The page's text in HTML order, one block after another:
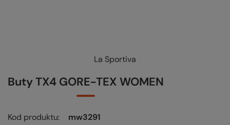
La Sportiva
Buty TX4 GORE-TEX WOMEN
Kod produktu
mw3291